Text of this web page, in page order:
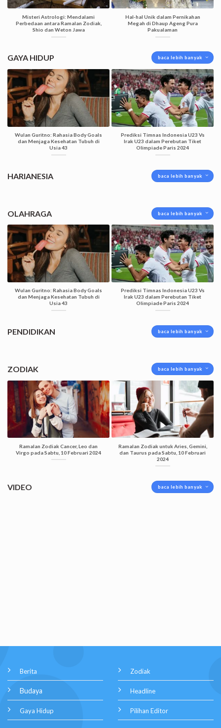
Misteri Astrologi: Mendalami
Perbedaan antara Ramalan Zodiak,
Shio dan Weton Jawa
Hal-hal Unik dalam Pernikahan
Megah di Dhaup Ageng Pura
Pakualaman
GAYA HIDUP baca lebih banyak
Wulan Guritno: Rahasia Body Goals
dan Menjaga Kesehatan Tubuh di
Usia 43
Prediksi Timnas Indonesia U23 Vs
Irak U23 dalam Perebutan Tiket
Olimpiade Paris 2024
HARIANESIA baca lebih banyak
OLAHRAGA baca lebih banyak
Wulan Guritno: Rahasia Body Goals
dan Menjaga Kesehatan Tubuh di
Usia 43
Prediksi Timnas Indonesia U23 Vs
Irak U23 dalam Perebutan Tiket
Olimpiade Paris 2024
PENDIDIKAN baca lebih banyak
ZODIAK baca lebih banyak
Ramalan Zodiak Cancer, Leo dan
Virgo pada Sabtu, 10 Februari 2024
Ramalan Zodiak untuk Aries, Gemini,
dan Taurus pada Sabtu, 10 Februari
2024
VIDEO baca lebih banyak
Berita
Budaya
Gaya Hidup
Zodiak
Headline
Pilihan Editor